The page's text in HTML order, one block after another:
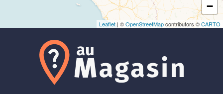
−
Leaflet | ©OpenStreetMapcontributors ©CARTO